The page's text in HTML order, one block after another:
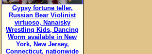
Gypsy fortune teller,
Russian Bear Violinist
virtuoso, Nanaisky
Wrestling Kids, Dancing
Worm available in New
York, New Jersey,
Connecticut, nationwide